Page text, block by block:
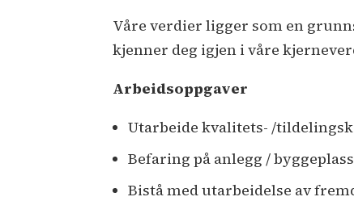
Våre verdier ligger som en
kjenner deg igjen i våre
Arbeidsoppgaver
Utarbeide kvalitets- /
Befaring på anlegg /
Bistå med utarbeidelse av